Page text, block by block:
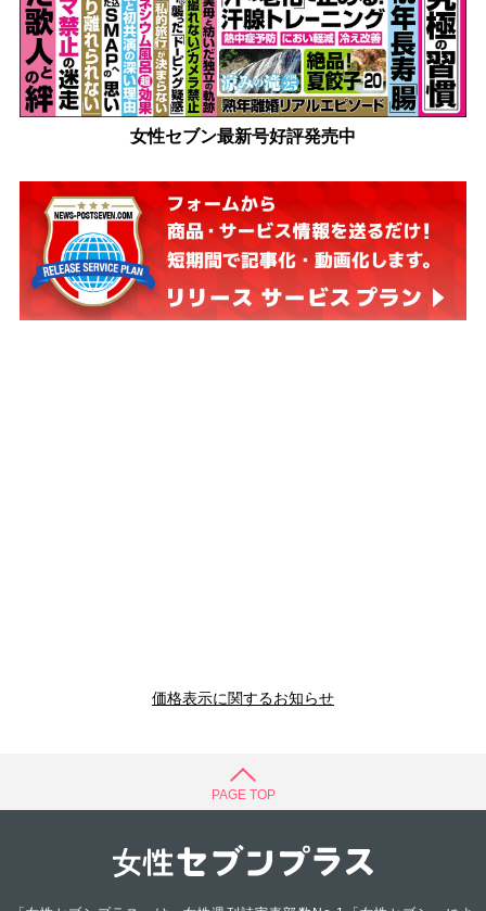
女性セブン最新号好評発売中
価格表示に関するお知らせ
PAGE TOP